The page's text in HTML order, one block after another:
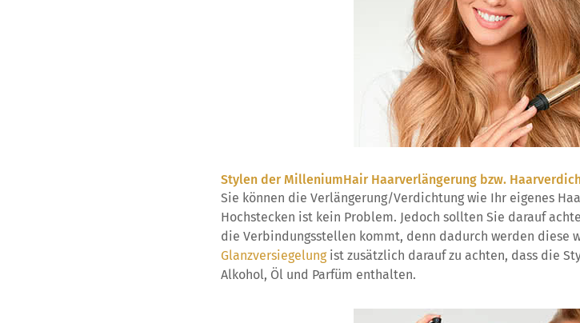
Stylen der MilleniumHair Haarverlängerung bzw.
Sie können die Verlängerung/Verdichtung wie Ihr eigenes
Hochstecken ist kein Problem. Jedoch sollten Sie darauf
die Verbindungsstellen kommt, denn dadurch werden diese
Glanzversiegelungist zusätzlich darauf zu achten, dass die
Alkohol, Öl und Parfüm enthalten.